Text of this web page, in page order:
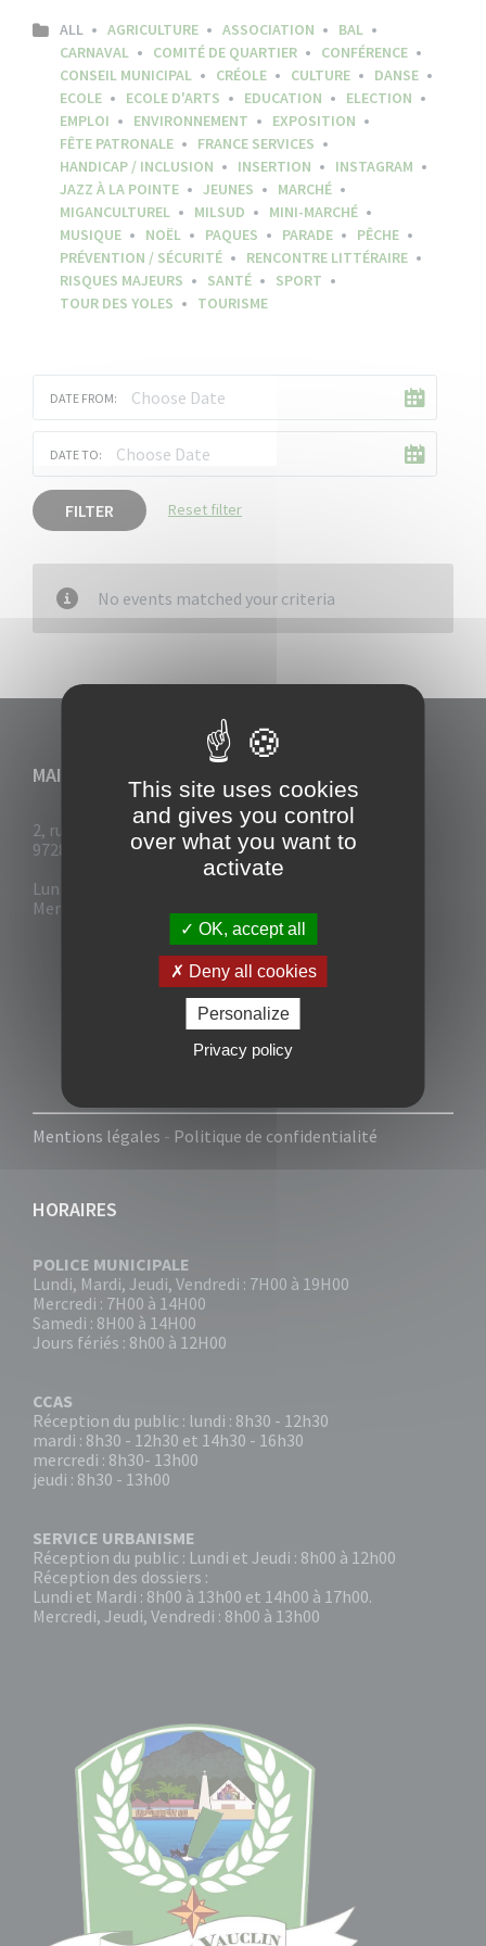
ALL AGRICULTURE ASSOCIATION
BAL
CARNAVAL
COMITÉ DE QUARTIER
CONFÉRENCE
CONSEIL MUNICIPAL
CRÉOLE CULTURE
DANSE
ECOLE
ECOLE D'ARTS EDUCATION
ELECTION
EMPLOI
ENVIRONNEMENT
EXPOSITION
FÊTE PATRONALE
FRANCE SERVICES
HANDICAP / INCLUSION
INSERTION
INSTAGRAM
JAZZ À LA POINTE
JEUNES
MARCHÉ
MIGANCULTUREL
MILSUD
MINI-MARCHÉ
MUSIQUE
NOËL PAQUES PARADE
PÊCHE
PRÉVENTION / SÉCURITÉ
RENCONTRE LITTÉRAIRE
RISQUES MAJEURS
SANTÉ
SPORT
TOUR DES YOLES
TOURISME
DATE FROM:
DATE TO:
FILTER Reset filter
No events matched your criteria
MAIRIE DU VAUCLIN
2, rue Collignon
97280 Le Vauclin
Lun - Mar : 7h30- 13h & 14h-17h
Mer-Jeu-Vend : 7h30 - 13h30
Mentions légales - Politique de confidentialité
HORAIRES
POLICE MUNICIPALE
Lundi, Mardi, Jeudi, Vendredi : 7H00 à 19H00
Mercredi : 7H00 à 14H00
Samedi : 8H00 à 14H00
Jours fériés : 8h00 à 12H00
CCAS
Réception du public : lundi : 8h30 - 12h30
mardi : 8h30 - 12h30 et 14h30 - 16h30
mercredi : 8h30- 13h00
jeudi : 8h30 - 13h00
SERVICE URBANISME
Réception du public : Lundi et Jeudi : 8h00 à 12h00
Réception des dossiers :
Lundi et Mardi : 8h00 à 13h00 et 14h00 à 17h00.
Mercredi, Jeudi, Vendredi : 8h00 à 13h00
This site uses cookies
and gives you control
over what you want to
activate
OK, accept all
Deny all cookies
Personalize
Privacy policy